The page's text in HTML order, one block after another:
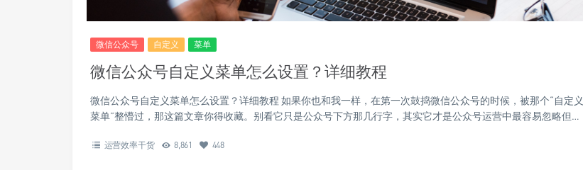
微信公众号 自定义 菜单
微信公众号自定义菜单怎么设置？详细教程
微信公众号自定义菜单怎么设置？详细教程 如果你也和我一样，在第一次鼓捣微信公众号的时候，被那个“自定义
菜单”整懵过，那这篇文章你得收藏。别看它只是公众号下方那几行字，其实它才是公众号运营中最容易忽略但…
运营效率干货 8,861 448